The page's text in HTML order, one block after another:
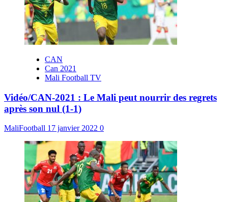
CAN
Can 2021
Mali Football TV
Vidéo/CAN-2021 : Le Mali peut nourrir des regrets
après son nul (1-1)
MaliFootball 17 janvier 2022 0